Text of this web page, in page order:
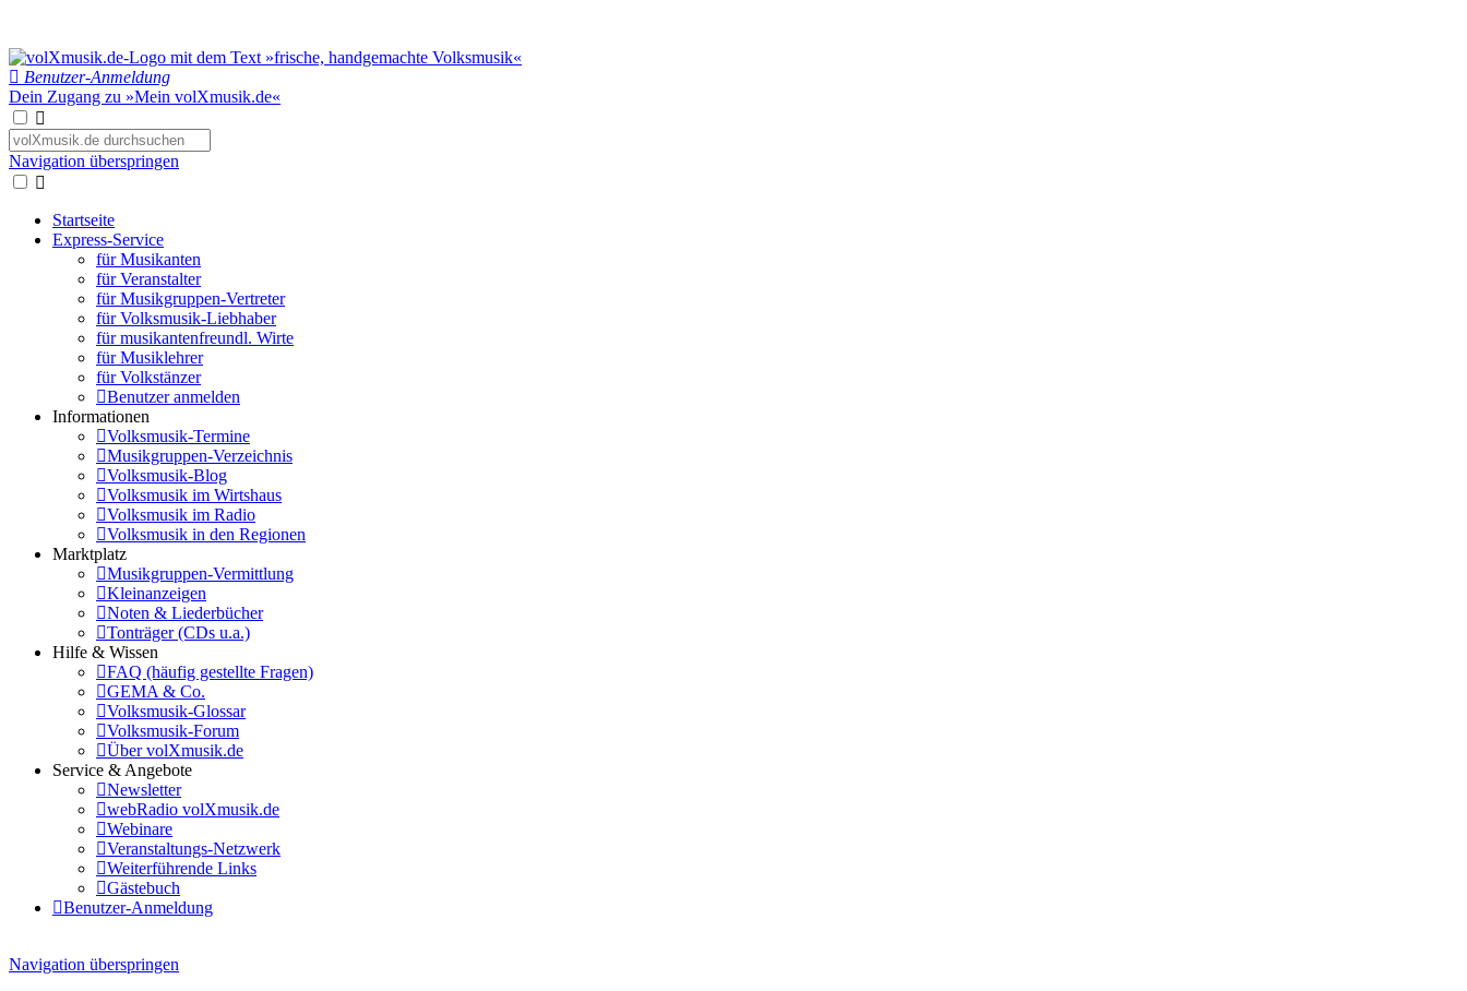
Benutzer-Anmeldung
Dein Zugang zu »Mein volXmusik.de«
Navigation überspringen
Startseite
Express-Service
für Musikanten
für Veranstalter
für Musikgruppen-Vertreter
für Volksmusik-Liebhaber
für musikantenfreundl. Wirte
für Musiklehrer
für Volkstänzer
Benutzer anmelden
Informationen
Volksmusik-Termine
Musikgruppen-Verzeichnis
Volksmusik-Blog
Volksmusik im Wirtshaus
Volksmusik im Radio
Volksmusik in den Regionen
Marktplatz
Musikgruppen-Vermittlung
Kleinanzeigen
Noten & Liederbücher
Tonträger (CDs u.a.)
Hilfe & Wissen
FAQ (häufig gestellte Fragen)
GEMA & Co.
Volksmusik-Glossar
Volksmusik-Forum
Über volXmusik.de
Service & Angebote
Newsletter
webRadio volXmusik.de
Webinare
Veranstaltungs-Netzwerk
Weiterführende Links
Gästebuch
Benutzer-Anmeldung
Navigation überspringen